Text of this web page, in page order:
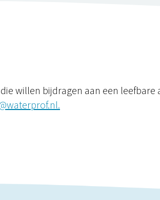
willen bijdragen aan een leefbare